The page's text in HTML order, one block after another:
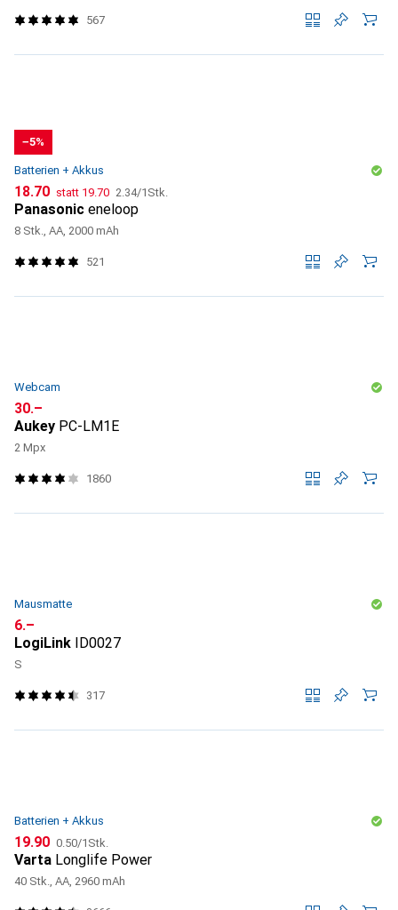
567
−5%
Batterien + Akkus
CHF
18.70 statt CHF
19.70 CHF
2.34/1Stk.
Panasonic eneloop
8 Stk., AA, 2000 mAh
521
Webcam
CHF
30.–
Aukey PC-LM1E
2 Mpx
1860
Mausmatte
CHF
6.–
LogiLink ID0027
S
317
Batterien + Akkus
CHF
19.90 CHF
0.50/1Stk.
Varta Longlife Power
40 Stk., AA, 2960 mAh